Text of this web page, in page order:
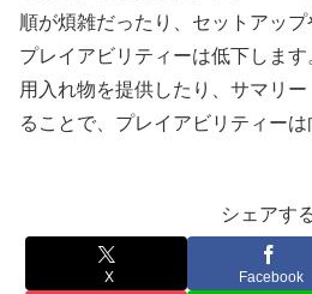
順が煩雑だったり、セットアップ
プレイアビリティーは低下しま
用入れ物を提供したり、サマリ
ることで、プレイアビリティーは
シェアす
X Facebook